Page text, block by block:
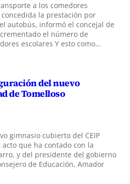
a los comedores
la prestación por
autobús, informó el concejal de
el número de
escolares Y esto como…
del nuevo
de Tomelloso
gimnasio cubierto del CEIP
que ha contado con la
y del presidente del gobierno
de Educación, Amador